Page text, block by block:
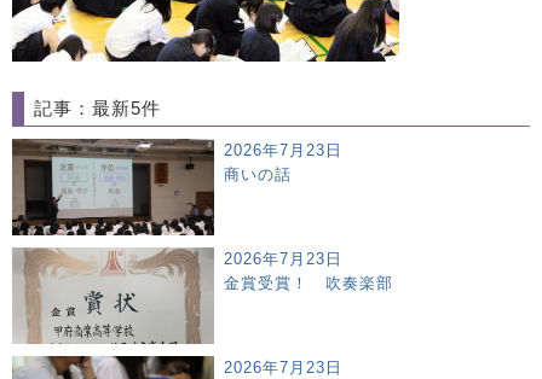
記事：最新5件
2026年7月23日
商いの話
2026年7月23日
金賞受賞！ 吹奏楽部
2026年7月23日